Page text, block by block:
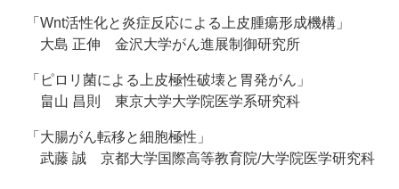
「Wnt活性化と炎症反応による上皮腫瘍形成機構」
大島 正伸 金沢大学がん進展制御研究所
「ピロリ菌による上皮極性破壊と胃発がん」
畠山 昌則 東京大学大学院医学系研究科
「大腸がん転移と細胞極性」
武藤 誠 京都大学国際高等教育院/大学院医学研究科